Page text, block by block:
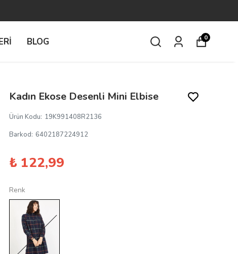
BLOG 0
Kadın Ekose Desenli Mini Elbise
Ürün Kodu: 19K991408R2136
Barkod: 6402187224912
₺ 122,99
Renk